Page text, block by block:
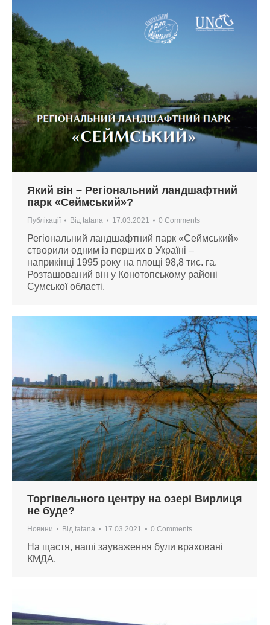
Який він – Регіональний ландшафтний
парк «Сеймський»?
Публікації Від tatana 17.03.2021 0 Comments
Регіональний ландшафтний парк «Сеймський»
створили одним із перших в Україні –
наприкінці 1995 року на площі 98,8 тис. га.
Розташований він у Конотопському районі
Сумської області.
Торгівельного центру на озері Вирлиця
не буде?
Новини Від tatana 17.03.2021 0 Comments
На щастя, наші зауваження були враховані
КМДА.